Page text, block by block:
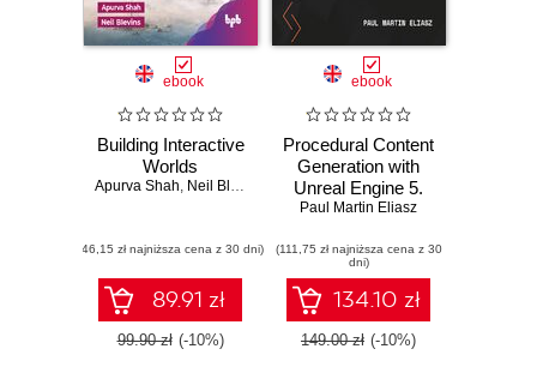
ebook
Building Interactive
Worlds
Apurva Shah, Neil Blevins
(46,15 zł najniższa cena z 30 dni)
89.91 zł
99.90 zł (-10%)
ebook
Procedural Content
Generation with
Unreal Engine 5.
Harness the PCG
your environment
design and art
skills to the next
level
Paul Martin Eliasz
(111,75 zł najniższa cena z 30
dni)
134.10 zł
149.00 zł (-10%)